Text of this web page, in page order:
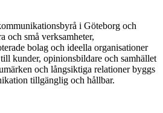
i Göteborg och
och små verksamheter,
bolag och ideella organisationer
kunder, opinionsbildare och samhället
och långsiktiga relationer byggs
tillgänglig och hållbar.